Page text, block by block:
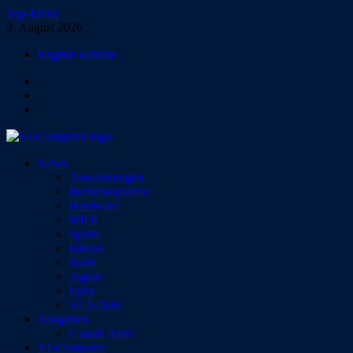
Zum
Inhalt
Top-Menü
9. August 2026
English website
ST-Computer
Das Magazin für Atari-Computer und -Konsolen
News
Anwendungen
Betriebssysteme
Hardware
MIDI
Spiele
Falcon
8-Bit
Jaguar
Lynx
VCS2600
Ausgaben
Classic Atari
ST-Computer